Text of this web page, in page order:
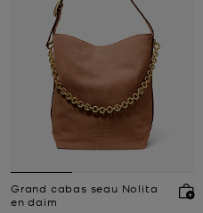
Grand cabas seau Nolita
en daim